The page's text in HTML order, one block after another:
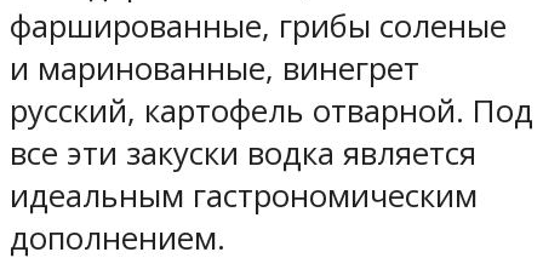
фаршированные, грибы соленые
и маринованные, винегрет
русский, картофель отварной. Под
все эти закуски водка является
идеальным гастрономическим
дополнением.